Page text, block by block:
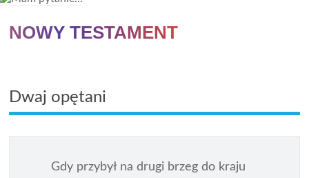
NOWY TESTAMENT
Dwaj opętani
Gdy przybył na drugi brzeg do kraju